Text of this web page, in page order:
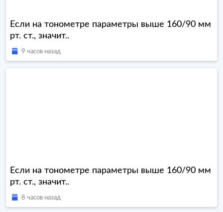
Если на тонометре параметры выше 160/90 мм
рт. ст., значит..
9 часов назад
Если на тонометре параметры выше 160/90 мм
рт. ст., значит..
8 часов назад